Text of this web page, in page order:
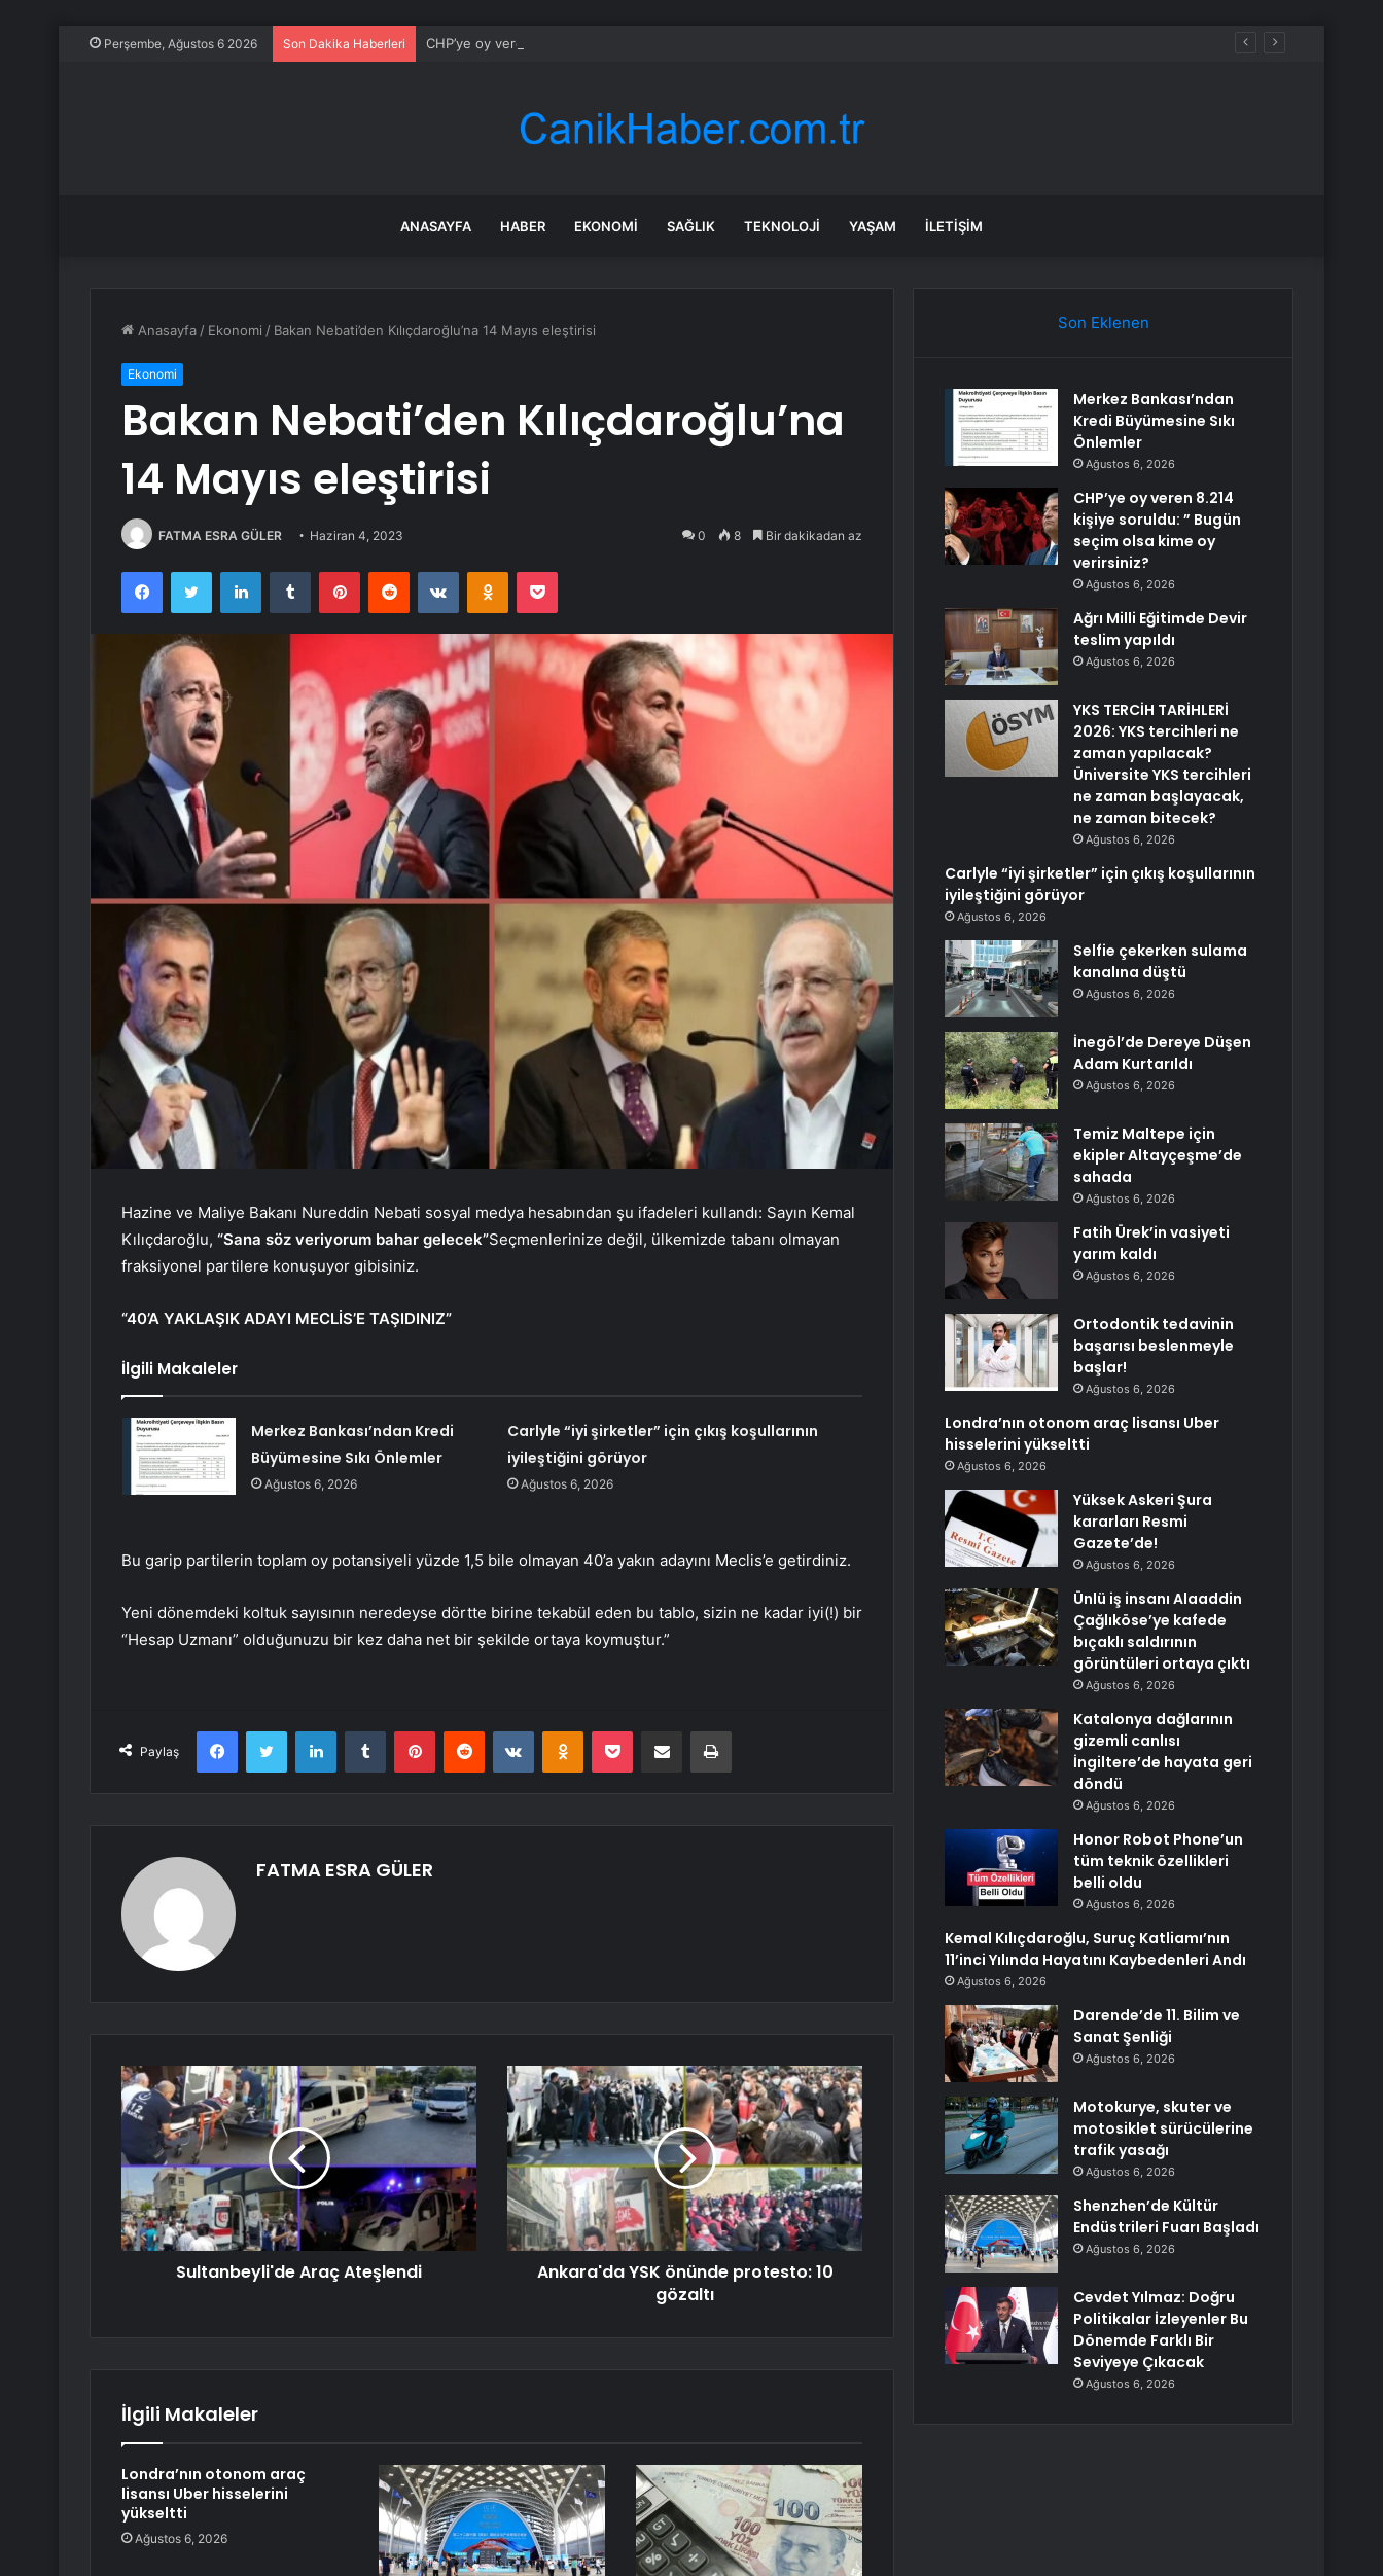
Perşembe, Ağustos 6 2026 Son Dakika Haberleri CHP’ye oy veren 8.214 kişiye soruldu: ” Bugün seçim olsa kime oy verirsiniz?
ANASAYFA HABER EKONOMI SAĞLIK TEKNOLOJI YAŞAM İLETIŞIM
Anasayfa / Ekonomi / Bakan Nebati’den Kılıçdaroğlu’na 14 Mayıs eleştirisi
Ekonomi
Bakan Nebati’den Kılıçdaroğlu’na
14 Mayıs eleştirisi
FATMA ESRA GÜLER Haziran 4, 2023 0 8 Bir dakikadan az
FacebookTwitter LinkedInTumblr PinterestReddit VKontakteOdnoklassniki
Pocket
Hazine ve Maliye Bakanı Nureddin Nebati sosyal medya hesabından şu ifadeleri kullandı: Sayın Kemal
Kılıçdaroğlu, “Sana söz veriyorum bahar gelecek”Seçmenlerinize değil, ülkemizde tabanı olmayan
fraksiyonel partilere konuşuyor gibisiniz.
“40’A YAKLAŞIK ADAYI MECLİS’E TAŞIDINIZ”
İlgili Makaleler
Merkez Bankası’ndan Kredi
Büyümesine Sıkı Önlemler
Ağustos 6, 2026
Carlyle “iyi şirketler” için çıkış koşullarının
iyileştiğini görüyor
Ağustos 6, 2026
Bu garip partilerin toplam oy potansiyeli yüzde 1,5 bile olmayan 40’a yakın adayını Meclis’e getirdiniz.
Yeni dönemdeki koltuk sayısının neredeyse dörtte birine tekabül eden bu tablo, sizin ne kadar iyi(!) bir
“Hesap Uzmanı” olduğunuzu bir kez daha net bir şekilde ortaya koymuştur.”
Paylaş
FacebookTwitter LinkedInTumblr PinterestReddit VKontakteOdnoklassniki
Pocket E-Posta ile paylaş Yazdır
FATMA ESRA GÜLER
Sultanbeyli'de Araç Ateşlendi
Ankara'da YSK önünde protesto: 10
gözaltı
İlgili Makaleler
Londra’nın otonom araç
lisansı Uber hisselerini
yükseltti
Ağustos 6, 2026
Son Eklenen
Merkez Bankası’ndan
Kredi Büyümesine Sıkı
Önlemler
Ağustos 6, 2026
CHP’ye oy veren 8.214
kişiye soruldu: ” Bugün
seçim olsa kime oy
verirsiniz?
Ağustos 6, 2026
Ağrı Milli Eğitimde Devir
teslim yapıldı
Ağustos 6, 2026
YKS TERCİH TARİHLERİ
2026: YKS tercihleri ne
zaman yapılacak?
Üniversite YKS tercihleri
ne zaman başlayacak,
ne zaman bitecek?
Ağustos 6, 2026
Carlyle “iyi şirketler” için çıkış koşullarının
iyileştiğini görüyor
Ağustos 6, 2026
Selfie çekerken sulama
kanalına düştü
Ağustos 6, 2026
İnegöl’de Dereye Düşen
Adam Kurtarıldı
Ağustos 6, 2026
Temiz Maltepe için
ekipler Altayçeşme’de
sahada
Ağustos 6, 2026
Fatih Ürek’in vasiyeti
yarım kaldı
Ağustos 6, 2026
Ortodontik tedavinin
başarısı beslenmeyle
başlar!
Ağustos 6, 2026
Londra’nın otonom araç lisansı Uber
hisselerini yükseltti
Ağustos 6, 2026
Yüksek Askeri Şura
kararları Resmi
Gazete’de!
Ağustos 6, 2026
Ünlü iş insanı Alaaddin
Çağlıköse’ye kafede
bıçaklı saldırının
görüntüleri ortaya çıktı
Ağustos 6, 2026
Katalonya dağlarının
gizemli canlısı
İngiltere’de hayata geri
döndü
Ağustos 6, 2026
Honor Robot Phone’un
tüm teknik özellikleri
belli oldu
Ağustos 6, 2026
Kemal Kılıçdaroğlu, Suruç Katliamı’nın
11’inci Yılında Hayatını Kaybedenleri Andı
Ağustos 6, 2026
Darende’de 11. Bilim ve
Sanat Şenliği
Ağustos 6, 2026
Motokurye, skuter ve
motosiklet sürücülerine
trafik yasağı
Ağustos 6, 2026
Shenzhen’de Kültür
Endüstrileri Fuarı Başladı
Ağustos 6, 2026
Cevdet Yılmaz: Doğru
Politikalar İzleyenler Bu
Dönemde Farklı Bir
Seviyeye Çıkacak
Ağustos 6, 2026